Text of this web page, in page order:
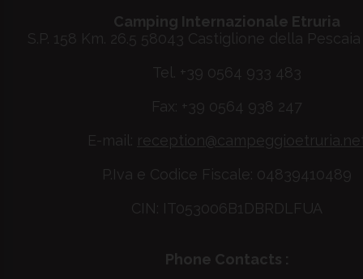
Camping Internazionale Etruria
S.P. 158 Km. 26.5 58043 Castiglione della
Tel. +39 0564 933 483
Fax: +39 0564 938 247
E-mail:
P.Iva e Codice Fiscale: 04839410489
CIN: IT053006B1DBRDLFUA
Phone Contacts :